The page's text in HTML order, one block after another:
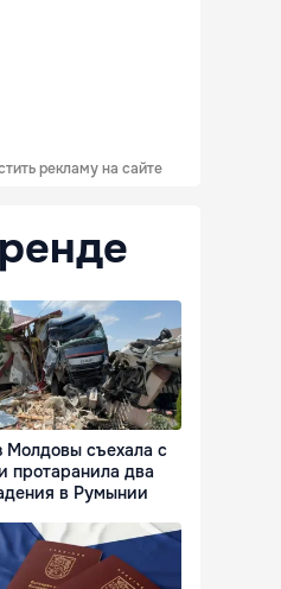
рекламу на сайте
Молдовы съехала с
протаранила два
в Румынии